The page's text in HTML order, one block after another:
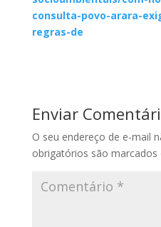
consulta-povo-arara-
regras-de
Enviar
O seu endereço de e-mail
obrigatórios são marcados